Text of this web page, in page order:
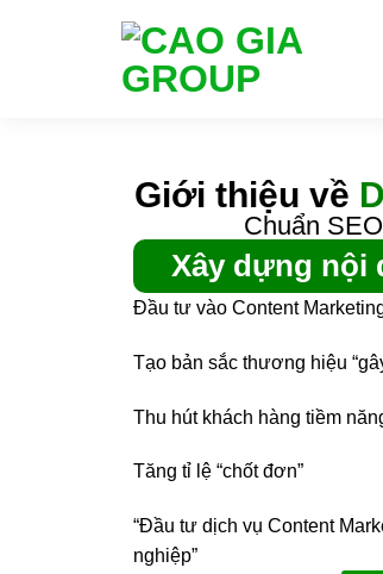
Giới thiệu về
Chuẩn
Xây dựng nội
Đầu tư vào Content
Tạo bản sắc thương hiệu
Thu hút khách hàng tiềm
Tăng tỉ lệ “chốt đơn”
“Đầu tư dịch vụ Content
nghiệp”